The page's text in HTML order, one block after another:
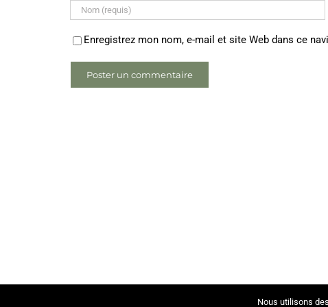
Enregistrez mon nom, e-mail et site Web dans ce
Nous utilisons